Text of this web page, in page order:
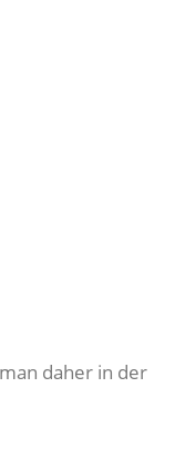
daher in der